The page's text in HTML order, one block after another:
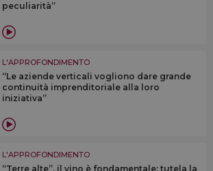
peculiarità”
L'APPROFONDIMENTO
“Le aziende verticali vogliono dare grande
continuità imprenditoriale alla loro
iniziativa”
L'APPROFONDIMENTO
“Terre alte”, il vino è fondamentale: tutela la